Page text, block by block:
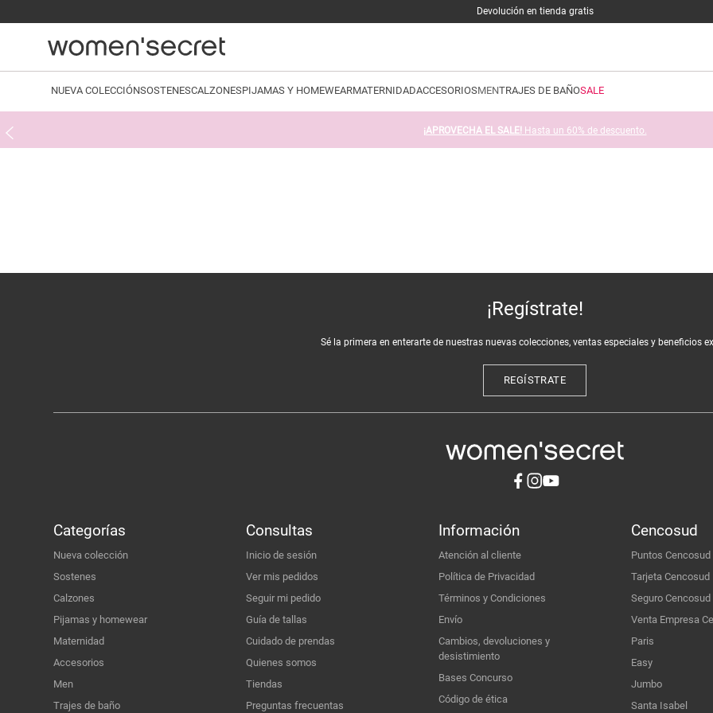
Devolución en tienda gratis
NUEVA COLECCIÓNSOSTENESCALZONESPIJAMAS Y HOMEWEARMATERNIDADACCESORIOSMENTRAJES DE BAÑOSALE
¡APROVECHA EL SALE! Hasta un 60% de descuento.
¡Regístrate!
Sé la primera en enterarte de nuestras nuevas colecciones, ventas especiales y beneficios
REGÍSTRATE
Categorías
Nueva colección
Sostenes
Calzones
Pijamas y homewear
Maternidad
Accesorios
Men
Trajes de baño
Consultas
Inicio de sesión
Ver mis pedidos
Seguir mi pedido
Guía de tallas
Cuidado de prendas
Quienes somos
Tiendas
Preguntas frecuentas
Información
Atención al cliente
Política de Privacidad
Términos y Condiciones
Envío
Cambios, devoluciones y
desistimiento
Bases Concurso
Código de ética
Cencosud
Puntos Cencosud
Tarjeta Cencosud
Seguro Cencosud
Venta Empresa
Paris
Easy
Jumbo
Santa Isabel